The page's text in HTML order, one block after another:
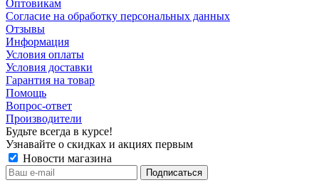
Оптовикам
Cогласие на обработку персональных данных
Отзывы
Информация
Условия оплаты
Условия доставки
Гарантия на товар
Помощь
Вопрос-ответ
Производители
Будьте всегда в курсе!
Узнавайте о скидках и акциях первым
Новости магазина